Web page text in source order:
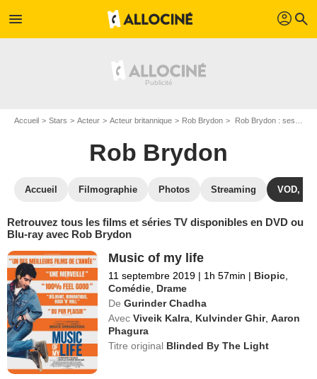
menu profil search
Accueil Stars Acteur Acteur britannique Rob Brydon Rob Brydon : ses Blu-Ray, DVD, VOD, SVOD
Rob Brydon
Accueil Filmographie Photos Streaming VOD,
Retrouvez tous les films et séries TV disponibles en DVD ou
Blu-ray avec Rob Brydon
Music of my life
11 septembre 2019 | 1h 57min | Biopic
Comédie Drame
De Gurinder Chadha
Avec Viveik Kalra Kulvinder Ghir,Aaron
Phagura
Titre original Blinded By The Light